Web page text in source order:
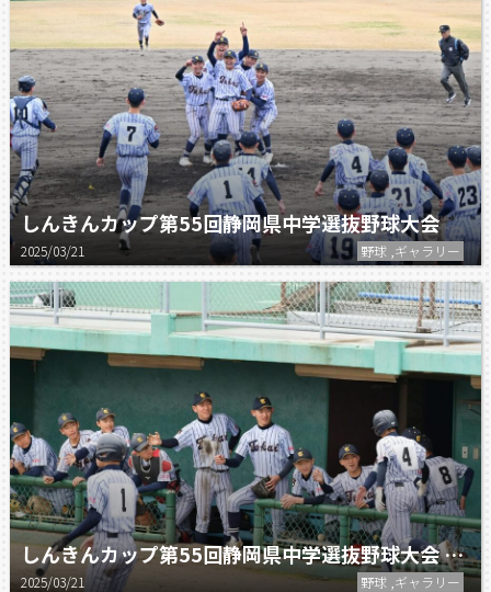
しんきんカップ第55回静岡県中学選抜野球大会
2025/03/21 野球 ,ギャラリー
しんきんカップ第55回静岡県中学選抜野球大会 決勝 静岡翔洋 vs 島田セントラル
2025/03/21 野球 ,ギャラリー